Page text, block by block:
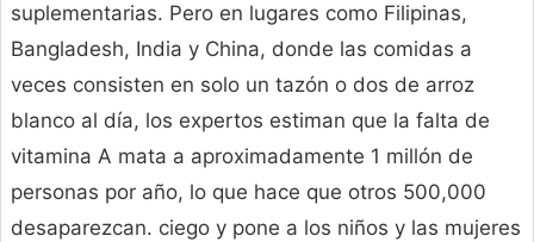
suplementarias. Pero en lugares como Filipinas,
Bangladesh, India y China, donde las comidas a
veces consisten en solo un tazón o dos de arroz
blanco al día, los expertos estiman que la falta de
vitamina A mata a aproximadamente 1 millón de
personas por año, lo que hace que otros 500,000
desaparezcan. ciego y pone a los niños y las mujeres